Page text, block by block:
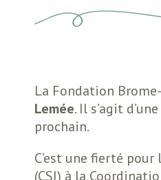
La Fondation
Lemée. Il s’agit
prochain.
C’est une fierté
(CSI) à la